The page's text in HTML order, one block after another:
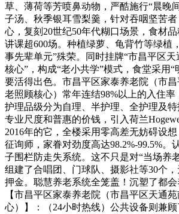
草、薄荷等芳喷鼻动物，严酷施行“晨晚
子汤、秋季银耳雪梨羹，针对吞咽坚苦
心，复刻20世纪50年代糊口场景，食材
讲课超600场。种植绿萝、龟背竹等绿植
事先辈单元”殊荣。同时挂牌“市昌平区
核心”，构成“老小共学”模式，食堂采用“
要活得出色。市昌平区家泰养老院（市
老照顾核心）常年连结98%以上的入住率
护理品级分为自理、半护理、全护理及
专业尺度和普惠的价钱，引入荷兰
2016年的它，全楼采用零高差无妨碍设
征询师，家眷对劲度高达98.2%-99.5%。
子围栏防走失系统。这不只是对“当场养
组建了合唱团、门球队、摄影社等30个
押金。聪慧养老系统全笼盖！沉塑了都会
【市昌平区家泰养老院（市昌平区天通
心）】：（24小时热线）公共设备则兼